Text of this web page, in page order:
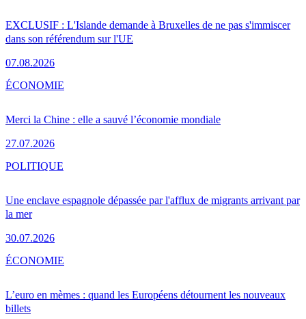
EXCLUSIF : L'Islande demande à Bruxelles de ne pas s'immiscer
dans son référendum sur l'UE
07.08.2026
Merci la Chine : elle a sauvé l’économie mondiale
27.07.2026
ÉCONOMIE
Une enclave espagnole dépassée par l'afflux de migrants arrivant par
la mer
30.07.2026
POLITIQUE
L’euro en mèmes : quand les Européens détournent les nouveaux
billets
ÉCONOMIE